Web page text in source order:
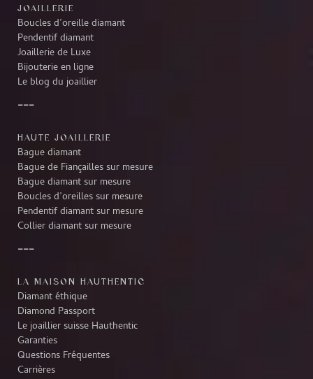
JOAILLERIE
Boucles d’oreille diamant
Pendentif diamant
Joaillerie de Luxe
Bijouterie en ligne
Le blog du joaillier
HAUTE JOAILLERIE
Bague diamant
Bague de Fiançailles sur mesure
Bague diamant sur mesure
Boucles d’oreilles sur mesure
Pendentif diamant sur mesure
Collier diamant sur mesure
LA MAISON HAUTHENTIC
Diamant éthique
Diamond Passport
Le joaillier suisse Hauthentic
Garanties
Questions Fréquentes
Carrières